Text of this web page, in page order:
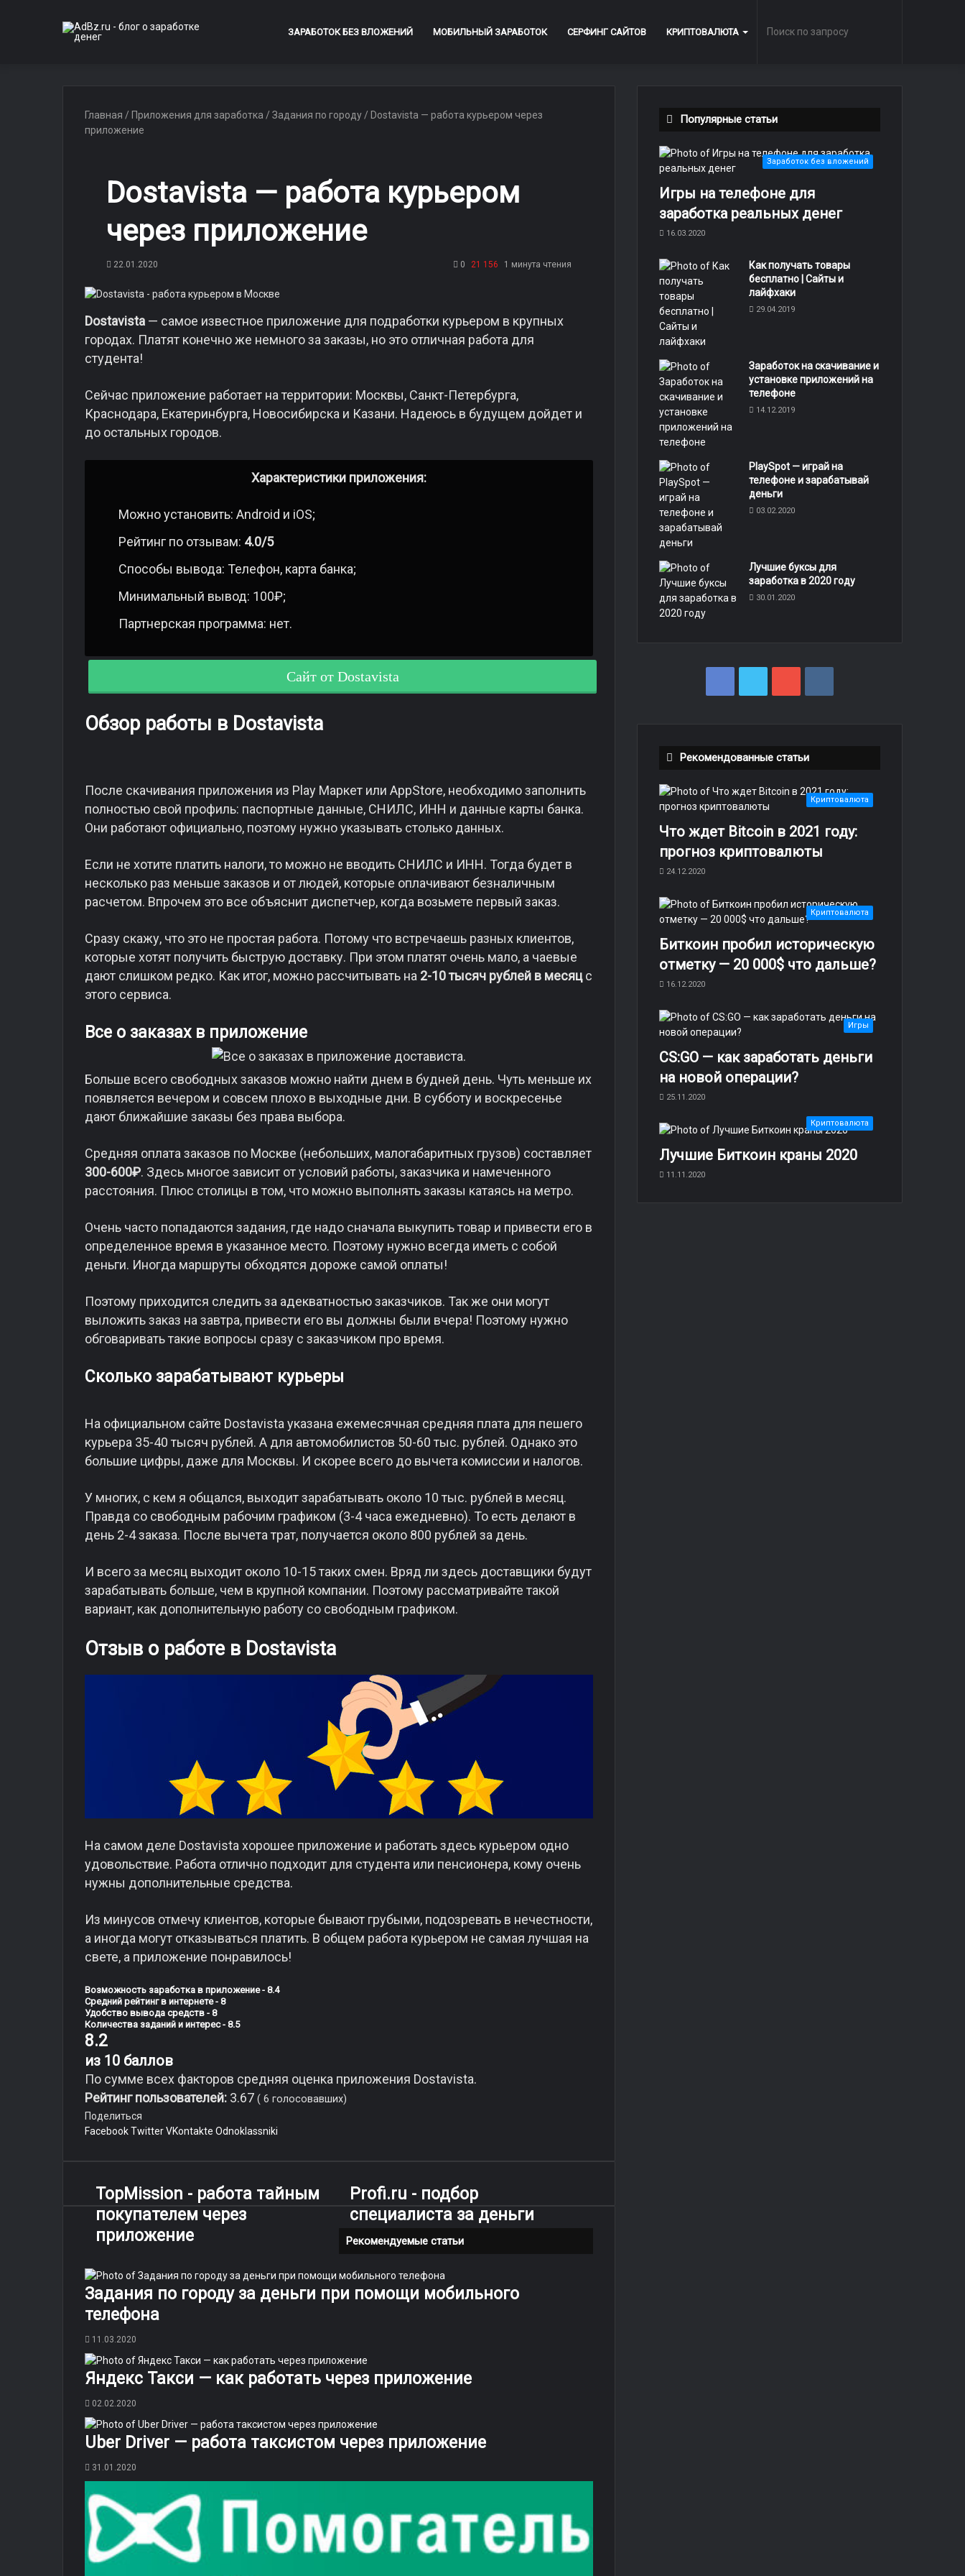
ЗАРАБОТОК БЕЗ ВЛОЖЕНИЙ МОБИЛЬНЫЙ ЗАРАБОТОК СЕРФИНГ САЙТОВ КРИПТОВАЛЮТА
Главная / Приложения для заработка / Задания по городу / Dostavista — работа курьером через
приложение
Dostavista — работа курьером
через приложение
22.01.2020 0 21 156 1 минута чтения
Dostavista — самое известное приложение для подработки курьером в крупных
городах. Платят конечно же немного за заказы, но это отличная работа для
студента!
Сейчас приложение работает на территории: Москвы, Санкт-Петербурга,
Краснодара, Екатеринбурга, Новосибирска и Казани. Надеюсь в будущем дойдет и
до остальных городов.
Характеристики приложения:
Можно установить: Android и iOS;
Рейтинг по отзывам: 4.0/5
Способы вывода: Телефон, карта банка;
Минимальный вывод: 100₽;
Партнерская программа: нет.
Сайт от Dostavista
Обзор работы в Dostavista
После скачивания приложения из Play Маркет или AppStore, необходимо заполнить
полностью свой профиль: паспортные данные, СНИЛС, ИНН и данные карты банка.
Они работают официально, поэтому нужно указывать столько данных.
Если не хотите платить налоги, то можно не вводить СНИЛС и ИНН. Тогда будет в
несколько раз меньше заказов и от людей, которые оплачивают безналичным
расчетом. Впрочем это все объяснит диспетчер, когда возьмете первый заказ.
Сразу скажу, что это не простая работа. Потому что встречаешь разных клиентов,
которые хотят получить быструю доставку. При этом платят очень мало, а чаевые
дают слишком редко. Как итог, можно рассчитывать на 2-10 тысяч рублей в месяцс
этого сервиса.
Все о заказах в приложение
Больше всего свободных заказов можно найти днем в будней день. Чуть меньше их
появляется вечером и совсем плохо в выходные дни. В субботу и воскресенье
дают ближайшие заказы без права выбора.
Средняя оплата заказов по Москве (небольших, малогабаритных грузов) составляет
300-600₽. Здесь многое зависит от условий работы, заказчика и намеченного
расстояния. Плюс столицы в том, что можно выполнять заказы катаясь на метро.
Очень часто попадаются задания, где надо сначала выкупить товар и привести его в
определенное время в указанное место. Поэтому нужно всегда иметь с собой
деньги. Иногда маршруты обходятся дороже самой оплаты!
Поэтому приходится следить за адекватностью заказчиков. Так же они могут
выложить заказ на завтра, привести его вы должны были вчера! Поэтому нужно
обговаривать такие вопросы сразу с заказчиком про время.
Сколько зарабатывают курьеры
На официальном сайте Dostavista указана ежемесячная средняя плата для пешего
курьера 35-40 тысяч рублей. А для автомобилистов 50-60 тыс. рублей. Однако это
большие цифры, даже для Москвы. И скорее всего до вычета комиссии и налогов.
У многих, с кем я общался, выходит зарабатывать около 10 тыс. рублей в месяц.
Правда со свободным рабочим графиком (3-4 часа ежедневно). То есть делают в
день 2-4 заказа. После вычета трат, получается около 800 рублей за день.
И всего за месяц выходит около 10-15 таких смен. Вряд ли здесь доставщики будут
зарабатывать больше, чем в крупной компании. Поэтому рассматривайте такой
вариант, как дополнительную работу со свободным графиком.
Отзыв о работе в Dostavista
На самом деле Dostavista хорошее приложение и работать здесь курьером одно
удовольствие. Работа отлично подходит для студента или пенсионера, кому очень
нужны дополнительные средства.
Из минусов отмечу клиентов, которые бывают грубыми, подозревать в нечестности,
а иногда могут отказываться платить. В общем работа курьером не самая лучшая на
свете, а приложение понравилось!
Возможность заработка в приложение - 8.4
Средний рейтинг в интернете - 8
Удобство вывода средств - 8
Количества заданий и интерес - 8.5
8.2
из 10 баллов
По сумме всех факторов средняя оценка приложения Dostavista.
Рейтинг пользователей: 3.67 ( 6 голосовавших)
Поделиться
FacebookTwitterVKontakte Odnoklassniki
TopMission - работа тайным
покупателем через
приложение
Profi.ru - подбор
специалиста за деньги
Рекомендуемые статьи
Задания по городу за деньги при помощи мобильного
телефона
11.03.2020
Яндекс Такси — как работать через приложение
02.02.2020
Uber Driver — работа таксистом через приложение
31.01.2020
Популярные статьи
Заработок без вложений
Игры на телефоне для
заработка реальных денег
16.03.2020
Как получать товары
бесплатно | Сайты и
лайфхаки
29.04.2019
Заработок на скачивание и
установке приложений на
телефоне
14.12.2019
8
PlaySpot — играй на
телефоне и зарабатывай
деньги
03.02.2020
Лучшие буксы для
заработка в 2020 году
30.01.2020
e
b
t
t
T
u o
Рекомендованные статьи
Криптовалюта
Что ждет Bitcoin в 2021 году:
прогноз криптовалюты
24.12.2020
Криптовалюта
Биткоин пробил историческую
отметку — 20 000$ что дальше?
16.12.2020
Игры
CS:GO — как заработать деньги
на новой операции?
25.11.2020
Криптовалюта
Лучшие Биткоин краны 2020
11.11.2020